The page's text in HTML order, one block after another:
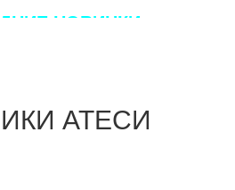
НОВИНКИ
АТЕСИ